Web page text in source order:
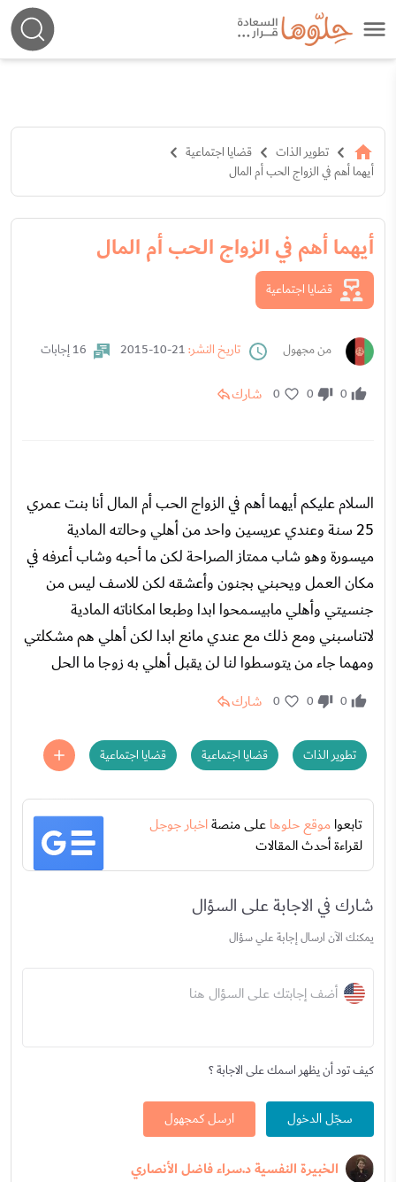
تطوير الذات
قضايا اجتماعية
أيهما أهم في الزواج الحب أم المال
أيهما أهم في الزواج الحب أم المال
قضايا اجتماعية
من مجهول تاريخ النشر: 16 إجابات
0
0
0 شارك
السلام عليكم أيهما أهم في الزواج الحب أم المال أنا بنت عمري
25 سنة وعندي عريسين واحد من أهلي وحالته المادية
ميسورة وهو شاب ممتاز الصراحة لكن ما أحبه وشاب أعرفه في
مكان العمل ويحبني بجنون وأعشقه لكن للاسف ليس من
جنسيتي وأهلي مابيسمحوا ابدا وطبعا امكاناته المادية
لاتناسبني ومع ذلك مع عندي مانع ابدا لكن أهلي هم مشكلتي
ومهما جاء من يتوسطوا لنا لن يقبل أهلي به زوجا ما الحل
0
0
0 شارك
تطوير الذات قضايا اجتماعية قضايا اجتماعية
تابعواموقع حلوهاعلى منصةاخبار جوجل
لقراءة أحدث المقالات
شارك في الاجابة على السؤال
يمكنك الآن ارسال إجابة علي سؤال
أضف إجابتك على السؤال هنا
كيف تود أن يظهر اسمك على الاجابة ؟
سجّل الدخول ارسل كمجهول
الخبيرة النفسية د.سراء فاضل الأنصاري